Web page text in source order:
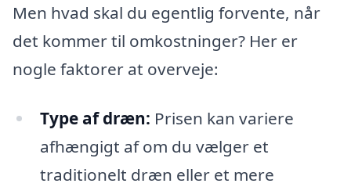
Men hvad skal du egentlig forvente, når
det kommer til omkostninger? Her er
nogle faktorer at overveje:
Type af dræn: Prisen kan variere
afhængigt af om du vælger et
traditionelt dræn eller et mere